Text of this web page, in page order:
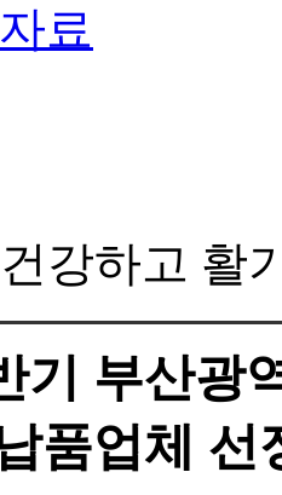
료
강하고 활
기 부산광
품업체 선